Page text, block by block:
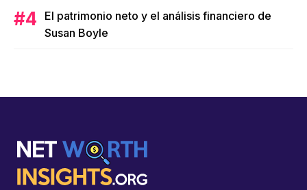
El patrimonio neto y el análisis financiero de
Susan Boyle